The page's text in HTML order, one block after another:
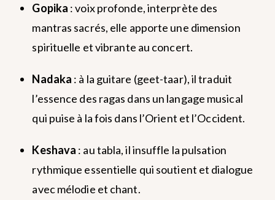
Gopika : voix profonde, interprète des
mantras sacrés, elle apporte une dimension
spirituelle et vibrante au concert.
Nadaka : à la guitare (geet-taar), il traduit
l’essence des ragas dans un langage musical
qui puise à la fois dans l’Orient et l’Occident.
Keshava : au tabla, il insuffle la pulsation
rythmique essentielle qui soutient et dialogue
avec mélodie et chant.